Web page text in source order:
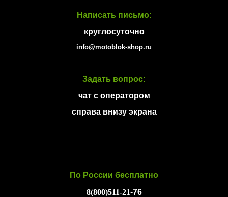
Написать письмо:
круглосуточно
info@motoblok-shop.ru
Задать вопрос:
чат с оператором
справа внизу экрана
По России бесплатно
8(800)511-21-76